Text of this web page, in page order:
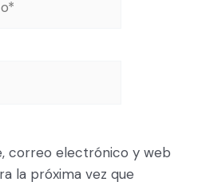
correo electrónico y web
la próxima vez que